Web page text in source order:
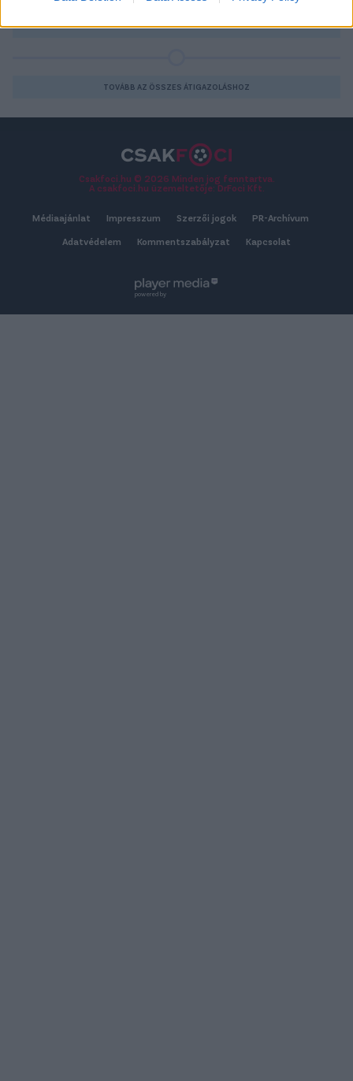
TOVÁBB AZ ÖSSZES ÁTIGAZOLÁSHOZ
Csakfoci.hu © 2026 Minden jog fenntartva.
A csakfoci.hu üzemeltetője: DrFoci Kft.
Médiaajánlat Impresszum Szerzői jogok PR-Archívum
Adatvédelem Kommentszabályzat Kapcsolat
powered by